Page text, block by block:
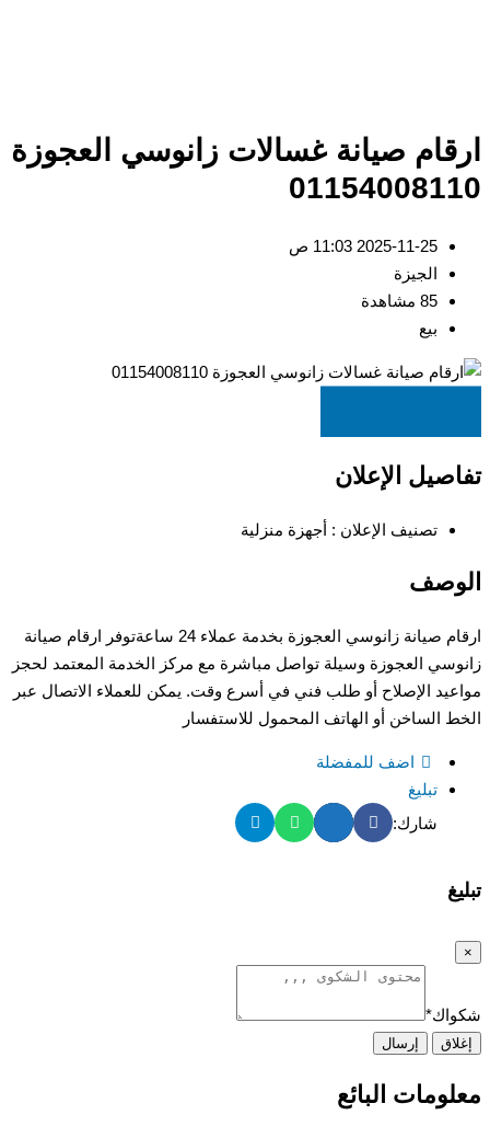
ارقام صيانة غسالات زانوسي العجوزة
01154008110
2025-11-25 11:03 ص
الجيزة
85 مشاهدة
بيع
تفاصيل الإعلان
تصنيف الإعلان : أجهزة منزلية
الوصف
ارقام صيانة زانوسي العجوزة بخدمة عملاء 24 ساعةتوفر ارقام صيانة
زانوسي العجوزة وسيلة تواصل مباشرة مع مركز الخدمة المعتمد لحجز
مواعيد الإصلاح أو طلب فني في أسرع وقت. يمكن للعملاء الاتصال عبر
الخط الساخن أو الهاتف المحمول للاستفسار
اضف للمفضلة
تبليغ
شارك:
تبليغ
×
شكواك*
إغلاق إرسال
معلومات البائع